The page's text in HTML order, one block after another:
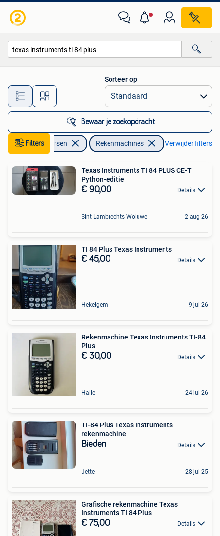
Alle afstanden…
Sorteer op
Bewaar je zoekopdracht
FiltersDiversen Rekenmachines Verwijder filters
Texas Instruments TI 84 PLUS CE-T
Python-editie
€ 90,00 Details
Sint-Lambrechts-Woluwe 2 aug 26
TI 84 Plus Texas Instruments
€ 45,00 Details
Hekelgem 9 jul 26
Rekenmachine Texas Instruments TI-84
Plus
€ 30,00 Details
Halle 24 jul 26
TI-84 Plus Texas Instruments
rekenmachine
Bieden Details
Jette 28 jul 25
Grafische rekenmachine Texas
Instruments TI 84 Plus
€ 75,00 Details